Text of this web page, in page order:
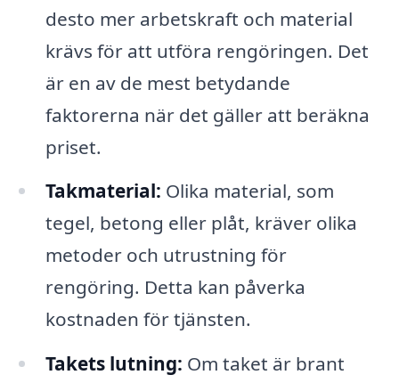
desto mer arbetskraft och material
krävs för att utföra rengöringen. Det
är en av de mest betydande
faktorerna när det gäller att beräkna
priset.
Takmaterial: Olika material, som
tegel, betong eller plåt, kräver olika
metoder och utrustning för
rengöring. Detta kan påverka
kostnaden för tjänsten.
Takets lutning: Om taket är brant